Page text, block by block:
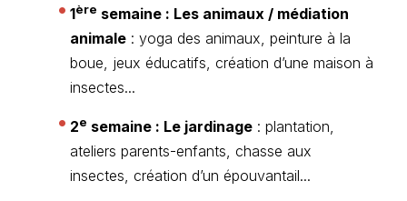
1ère semaine : Les animaux / médiation
animale : yoga des animaux, peinture à la
boue, jeux éducatifs, création d’une maison à
insectes...
2e semaine : Le jardinage : plantation,
ateliers parents-enfants, chasse aux
insectes, création d’un épouvantail...